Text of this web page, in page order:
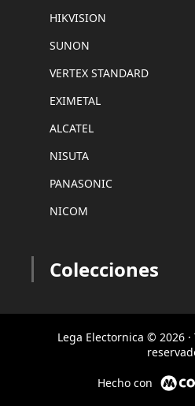
HIKVISION
SUNON
VERTEX STANDARD
EXIMETAL
ALCATEL
NISUTA
PANASONIC
NICOM
Colecciones
Lega Electornica © 2026
Hecho con